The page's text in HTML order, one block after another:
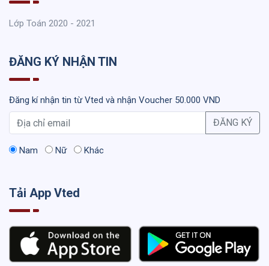
Lớp Toán 2020 - 2021
ĐĂNG KÝ NHẬN TIN
Đăng kí nhận tin từ Vted và nhận Voucher 50.000 VND
ĐĂNG KÝ
Nam Nữ Khác
Tải App Vted